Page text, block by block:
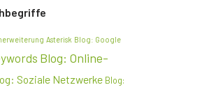
Asterisk Blog: Google
Blog: Online-
Soziale Netzwerke Blog: